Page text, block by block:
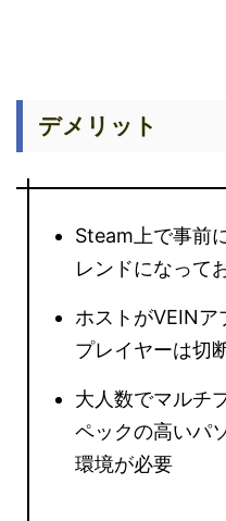
デメリット
Steam上で事前
レンドになって
ホストがVEINア
プレイヤーは切
大人数でマルチ
ペックの高いパ
環境が必要